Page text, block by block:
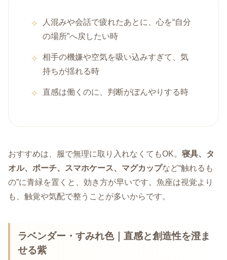
人混みや会話で疲れたあとに、心を“自分
の場所”へ戻したい時
相手の機嫌や空気を吸い込みすぎて、気
持ちが揺れる時
直感は働くのに、判断がぼんやりする時
おすすめは、服で無理に取り入れなくてもOK。 寝具、タ
オル、ポーチ、スマホケース、マグカップなど“触れるも
の”に青緑を置くと、効き方が早いです。魚座は視覚より
も、触覚や気配で整うことが多いからです。
ラベンダー・すみれ色｜直感と創造性を澄ま
せる紫